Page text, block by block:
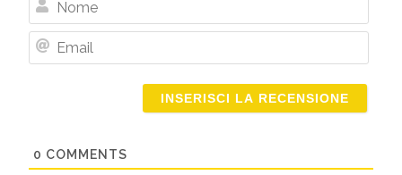
Nome
0 COMMENTS